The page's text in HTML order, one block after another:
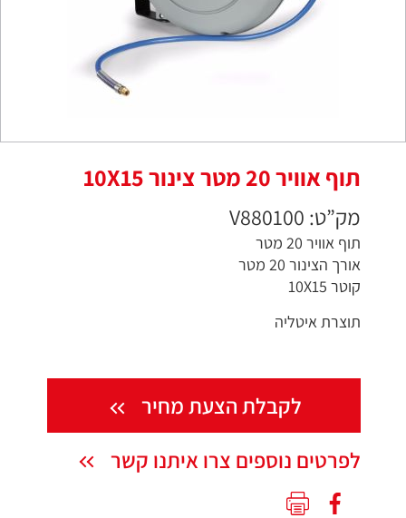
תוף אוויר 20 מטר צינור 10X15
מק”ט: V880100
תוף אוויר 20 מטר
אורך הצינור 20 מטר
קוטר 10X15
תוצרת איטליה
לקבלת הצעת מחיר
לפרטים נוספים צרו איתנו קשר